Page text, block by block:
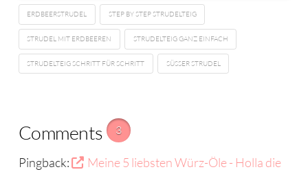
ERDBEERSTRUDEL STEP BY STEP STRUDELTEIG
STRUDEL MIT ERDBEEREN STRUDELTEIG GANZ EINFACH
STRUDELTEIG SCHRITT FÜR SCHRITT SÜSSER STRUDEL
Comments 3
Pingback:
Meine 5 liebsten Würz-Öle - Holla die